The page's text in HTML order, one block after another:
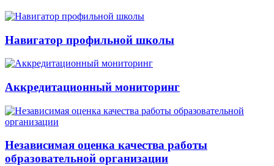
Навигатор профильной школы
Аккредитационный мониторинг
Независимая оценка качества работы
образовательной организации